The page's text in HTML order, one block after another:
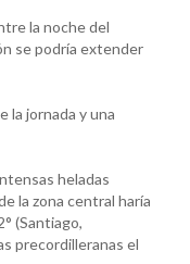
la noche del
se podría extender
la jornada y una
heladas
la zona central haría
(Santiago,
precordilleranas el